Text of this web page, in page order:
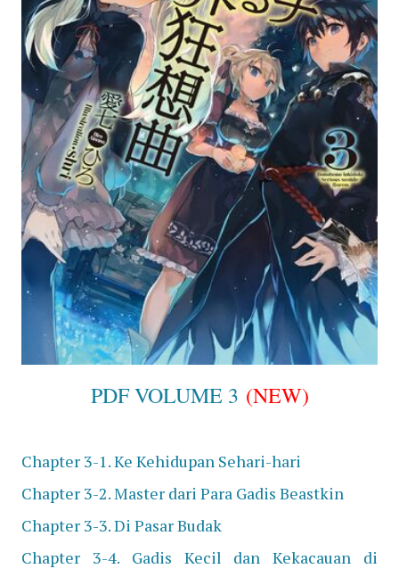
PDF VOLUME 3 (NEW)
Chapter 3-1. Ke Kehidupan Sehari-hari
Chapter 3-2. Master dari Para Gadis Beastkin
Chapter 3-3. Di Pasar Budak
Chapter
3-4. Gadis Kecil dan Kekacauan di